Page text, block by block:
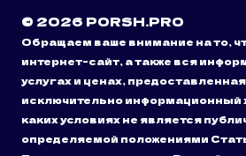
© 2026 PORSH.PRO
Обращаем ваше внимание на то,
интернет-сайт, а также вся
услугах и ценах,
исключительно информационный
каких условиях не является
определяемой положениями